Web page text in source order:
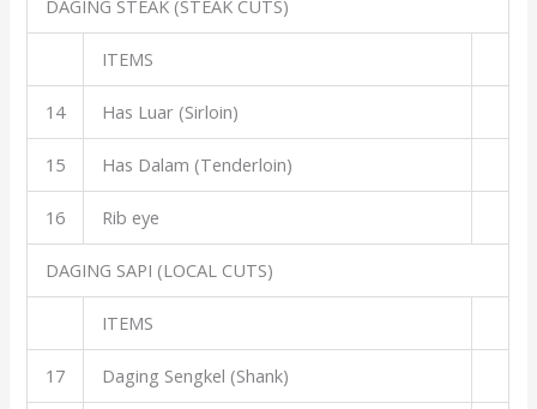
DAGING STEAK (STEAK CUTS)
ITEMS
14 Has Luar (Sirloin)
15 Has Dalam (Tenderloin)
16 Rib eye
DAGING SAPI (LOCAL CUTS)
ITEMS
17 Daging Sengkel (Shank)